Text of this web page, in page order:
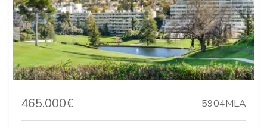
465.000€ 5904MLA